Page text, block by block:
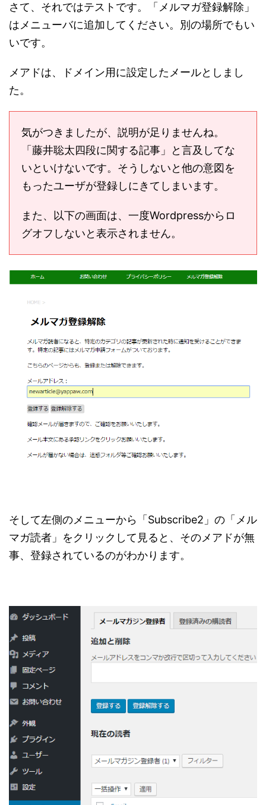
さて、それではテストです。「メルマガ登録解除」
はメニューバに追加してください。別の場所でもい
いです。
メアドは、ドメイン用に設定したメールとしまし
た。
気がつきましたが、説明が足りませんね。
「藤井聡太四段に関する記事」と言及してな
いといけないです。そうしないと他の意図を
もったユーザが登録しにきてしまいます。
また、以下の画面は、一度Wordpressからロ
グオフしないと表示されません。
そして左側のメニューから「Subscribe2」の「メル
マガ読者」をクリックして見ると、そのメアドが無
事、登録されているのがわかります。